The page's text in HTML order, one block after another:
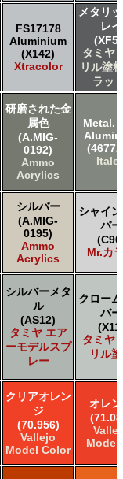
FS17178
Aluminium
(X142)
Xtracolor
メタリ
レイ
タミヤ
リル塗
ラッ
研磨された金
属色
(A.MIG-
0192)
Ammo
Acrylics
Metal.
シルバー
(A.MIG-
0195)
Ammo
Acrylics
シャイ
バー
Mr.カ
シルバーメタ
ル
(AS12)
タミヤ エア
ーモデルスプ
レー
クロー
バー
タミヤ
リル
クリアオレン
ジ
(70.956)
Vallejo
Model Color
オレ
Model